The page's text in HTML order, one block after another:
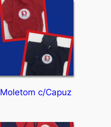
Moletom c/Capuz